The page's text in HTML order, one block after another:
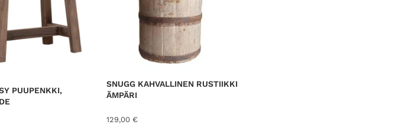
PUUPENKKI,
SNUGG KAHVALLINEN RUSTIIKKI
ÄMPÄRI
129,00 €